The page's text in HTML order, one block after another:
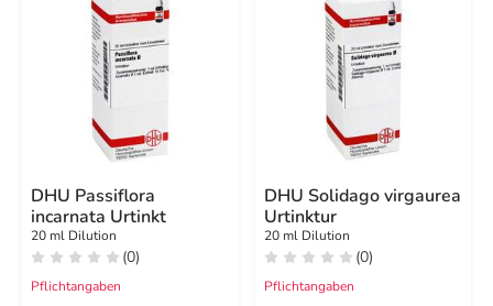
DHU Passiflora
incarnata Urtinkt
20 ml Dilution
(0)
Pflichtangaben
DHU Solidago virgaurea
Urtinktur
20 ml Dilution
(0)
Pflichtangaben